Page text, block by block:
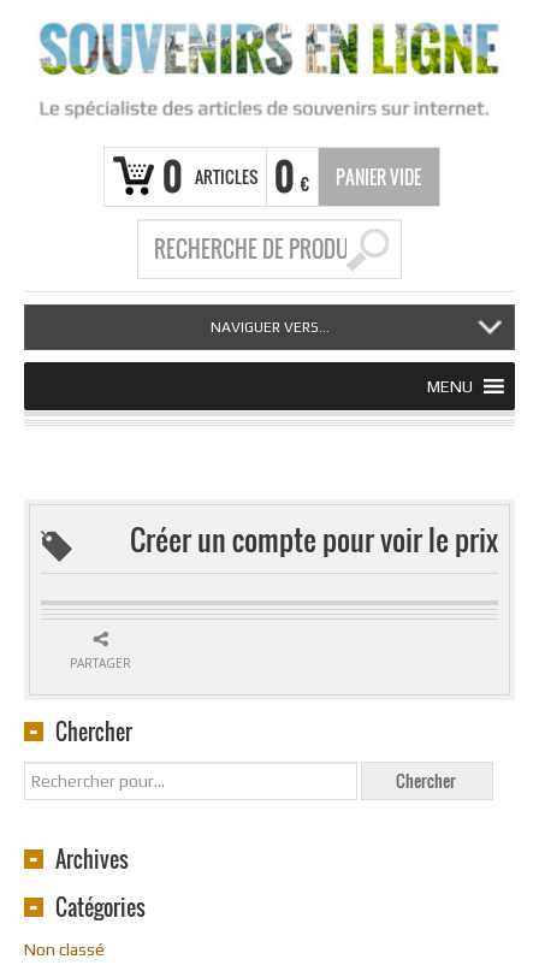
0 ARTICLES 0 € PANIER VIDE
NAVIGUER VERS...
MENU
Créer un compte pour voir le prix
PARTAGER
Chercher
Archives
Catégories
Non classé